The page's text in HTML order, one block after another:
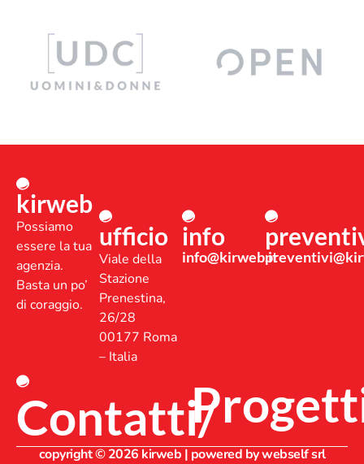
kirweb
Possiamo
essere la tua
agenzia.
Basta un po’
di coraggio.
ufficio
Viale della
Stazione
Prenestina,
26/28
00177 Roma
– Italia
info
info@kirweb.it
Contatti/
copyright © 2026 kirweb | powered by webself srl